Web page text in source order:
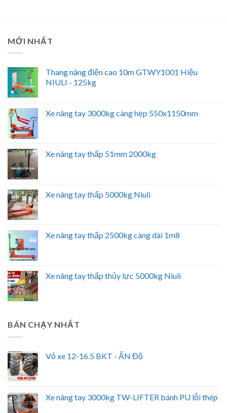
MỚI NHẤT
Thang nâng điện cao 10m GTWY1001 Hiệu
NIULI - 125kg
Xe nâng tay 3000kg càng hẹp 550x1150mm
Xe nâng tay thấp 51mm 2000kg
Xe nâng tay thấp 5000kg Niuli
Xe nâng tay thấp 2500kg càng dài 1m8
Xe nâng tay thấp thủy lực 5000kg Niuli
BÁN CHẠY NHẤT
Vỏ xe 12-16.5 BKT - ẤN Độ
Xe nâng tay 3000kg TW-LIFTER bánh PU lỗi thép